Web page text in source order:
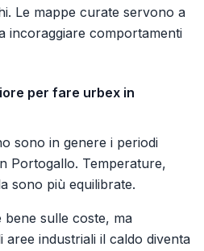
Le mappe curate servono a
incoraggiare comportamenti
per fare urbex in
sono in genere i periodi
Portogallo. Temperature,
sono più equilibrate.
sulle coste, ma
industriali il caldo diventa